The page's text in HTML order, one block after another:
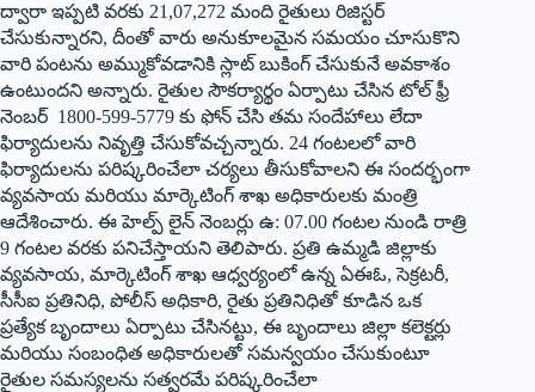
ద్వారా ఇప్పటి వరకు 21,07,272 మంది రైతులు రిజిస్టర్
చేసుకున్నారని, దీంతో వారు అనుకూలమైన సమయం చూసుకొని
వారి పంటను అమ్ముకోవడానికి స్లాట్ బుకింగ్ చేసుకునే అవకాశం
ఉంటుందని అన్నారు. రైతుల సౌకర్యార్థం ఏర్పాటు చేసిన టోల్ ఫ్రీ
నెంబర్ 1800-599-5779 కు ఫోన్ చేసి తమ సందేహాలు లేదా
ఫిర్యాదులను నివృత్తి చేసుకోవచ్చన్నారు. 24 గంటలలో వారి
ఫిర్యాదులను పరిష్కరించేలా చర్యలు తీసుకోవాలని ఈ సందర్భంగా
వ్యవసాయ మరియు మార్కెటింగ్ శాఖ అధికారులకు మంత్రి
ఆదేశించారు. ఈ హెల్ప్ లైన్ నెంబర్లు ఉ: 07.00 గంటల నుండి రాత్రి
9 గంటల వరకు పనిచేస్తాయని తెలిపారు. ప్రతి ఉమ్మడి జిల్లాకు
వ్యవసాయ, మార్కెటింగ్ శాఖ ఆధ్వర్యంలో ఉన్న ఏఈఓ, సెక్రటరీ,
సీసీఐ ప్రతినిధి, పోలీస్ అధికారి, రైతు ప్రతినిధితో కూడిన ఒక
ప్రత్యేక బృందాలు ఏర్పాటు చేసినట్టు, ఈ బృందాలు జిల్లా కలెక్టర్లు
మరియు సంబంధిత అధికారులతో సమన్వయం చేసుకుంటూ
రైతుల సమస్యలను సత్వరమే పరిష్కరించేలా